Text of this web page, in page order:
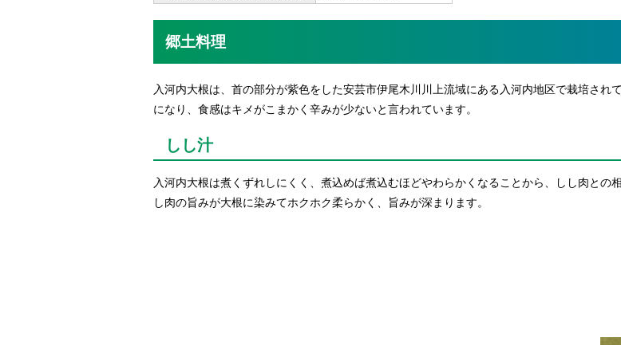
郷土料理
入河内大根は、首の部分が紫色をした安芸市伊尾木川川上流域にある入河内地区で栽培され
になり、食感はキメがこまかく辛みが少ないと言われています。
しし汁
入河内大根は煮くずれしにくく、煮込めば煮込むほどやわらかくなることから、しし肉との
し肉の旨みが大根に染みてホクホク柔らかく、旨みが深まります。